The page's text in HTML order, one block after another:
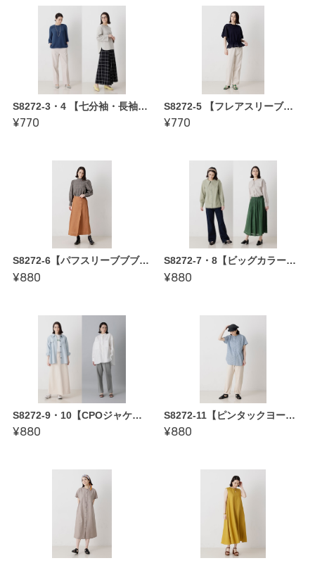
S8272-3・4 【七分袖・長袖ブラウス〜縫い代付き型紙】 かたやまゆうこ著「誰にでも似合う 基本形の服」
¥770
S8272-5 【フレアスリーブブラウス〜縫い代付き型紙】 かたやまゆうこ著「誰にでも似合う 基本形の服」
¥770
S8272-6【パフスリーブブブラウス〜縫い代付き型紙】 かたやまゆうこ著「誰にでも似合う 基本形の服」
¥880
S8272-7・8【ビッグカラー・スクエアビッグカラーブラウス〜縫い代付き型紙】 かたやまゆうこ著「誰にでも似合う 基本形の服」
¥880
S8272-9・10【CPOジャケット／ビッグシルエットシャツ〜縫い代付き型紙】 かたやまゆうこ著「誰にでも似合う 基本形の服」
¥880
S8272-11【ピンタックヨークシャツ〜縫い代付き型紙】 かたやまゆうこ著「誰にでも似合う 基本形の服」
¥880